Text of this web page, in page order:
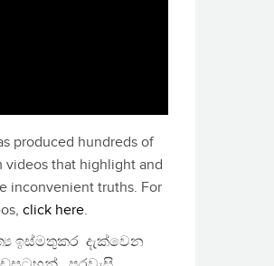
produced hundreds of
videos that highlight and
inconvenient truths. For
click here.
ඉස්මතුකර දැක්වෙන